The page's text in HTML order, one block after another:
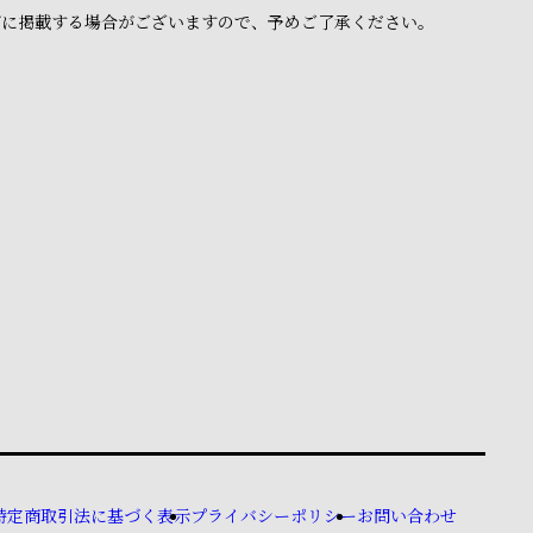
載する場合がございますので、予めご了承ください。
定商取引法に基づく表示プライバシーポリシーお問い合わせ